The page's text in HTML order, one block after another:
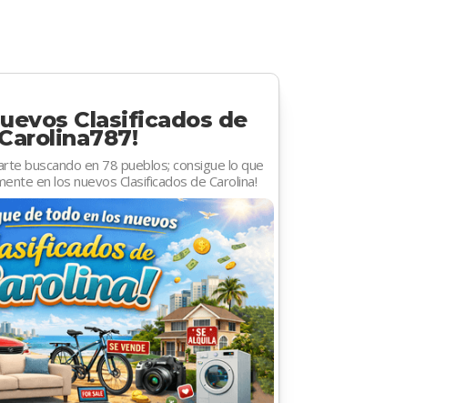
Clasificados de
buscando en 78 pueblos; consigue lo que
en los nuevos Clasificados de Carolina!